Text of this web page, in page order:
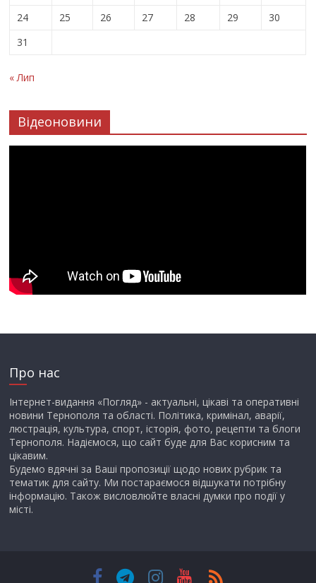
24
25 26 27 28 29
30
31
« Лип
Відеоновини
Про нас
Інтернет-видання «Погляд» - актуальні, цікаві та оперативні
новини Тернополя та області. Політика, кримінал, аварії,
люстрація, культура, спорт, історія, фото, рецепти та блоги
Тернополя. Надіємося, що сайт буде для Вас корисним та
цікавим.
Будемо вдячні за Ваші пропозиції щодо нових рубрик та
тематик для сайту. Ми постараємося відшукати потрібну
інформацію. Також висловлюйте власні думки про події у
місті.